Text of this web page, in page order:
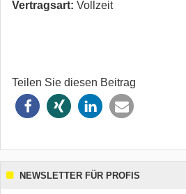
Vertragsart: Vollzeit
Teilen Sie diesen Beitrag
NEWSLETTER FÜR PROFIS